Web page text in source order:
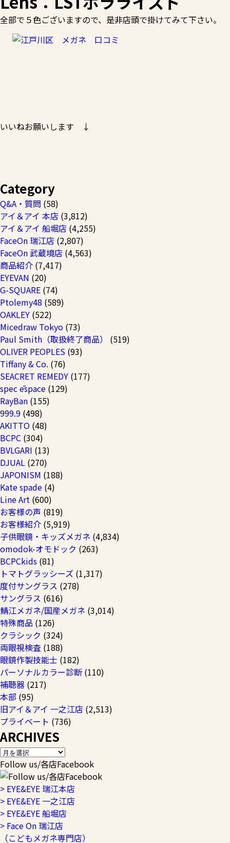
全部で５色ございますので、是非店頭で掛けてみて下さい。
いいねお願いします ↓
Category
Q&A・質問 (58)
アイ＆アイ 本店 (3,812)
アイ＆アイ 船堀店 (4,255)
FaceOn 瑞江店 (2,807)
FaceOn 武蔵境店 (4,563)
商品紹介 (7,417)
EYEVAN (20)
G-SQUARE (74)
Ptolemy48 (589)
OAKLEY (522)
Micedraw Tokyo (73)
Paul Smith（取扱終了商品）
(519)
OLIVER PEOPLES (93)
Tiffany & Co. (76)
SEACRET REMEDY (177)
spec ēspace (129)
RayBan (155)
999.9 (498)
AKITTO (48)
BCPC (304)
BVLGARI (13)
DJUAL (270)
JAPONISM (188)
Kate spade (4)
Line Art (600)
お客様の声 (819)
お客様紹介 (5,919)
子供眼鏡・キッズメガネ (4,834)
omodok-オモドック (263)
BCPCkids (81)
トマトグラッシーズ (1,317)
度付サングラス (278)
サングラス (616)
鯖江メガネ/国産メガネ (3,014)
特殊商品 (126)
クラシック (324)
両眼視検査 (188)
眼鏡作製技能士 (182)
パーソナルカラー診断 (110)
補聴器 (217)
本部 (95)
旧アイ＆アイ 一之江店 (2,513)
プライベート (736)
ARCHIVES
Follow us/各店Facebook
> EYE&EYE 瑞江本店
> EYE&EYE 一之江店
> EYE&EYE 船堀店
> Face On 瑞江店
（こどもメガネ専門店）